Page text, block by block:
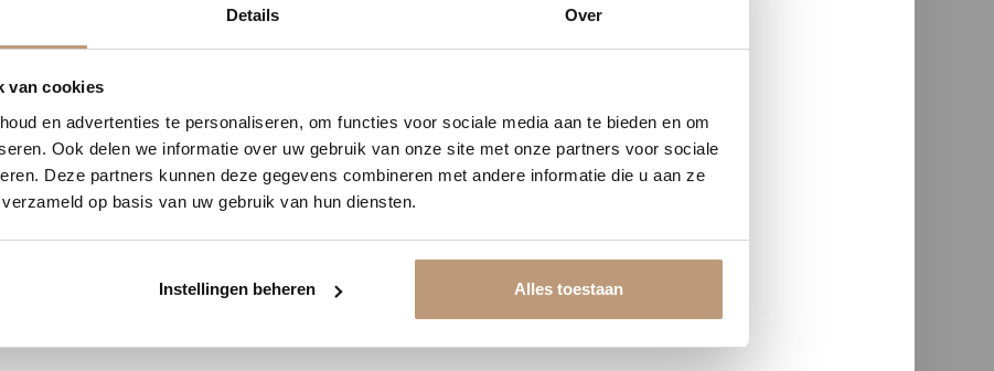
10% korting op jouw vloer
Vraag snel een offerte aan en bespaar direct.
Bekijk plak PVC vloeren
Details Over
van cookies
en advertenties te personaliseren, om functies voor sociale media aan te bieden en om
Ook delen we informatie over uw gebruik van onze site met onze partners voor sociale
Deze partners kunnen deze gegevens combineren met andere informatie die u aan ze
op basis van uw gebruik van hun diensten.
Instellingen beheren Alles toestaan
Ervaringen van onze klanten
goed
Jan uit Utrecht -
★★★★★
Vloer perfect gelegd, en de service
Bekijk alle reviews op Google →